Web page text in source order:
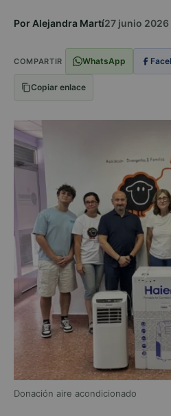
Por Alejandra Martí27 junio 2026
COMPARTIR WhatsApp
Copiar enlace
Donación aire acondicionado